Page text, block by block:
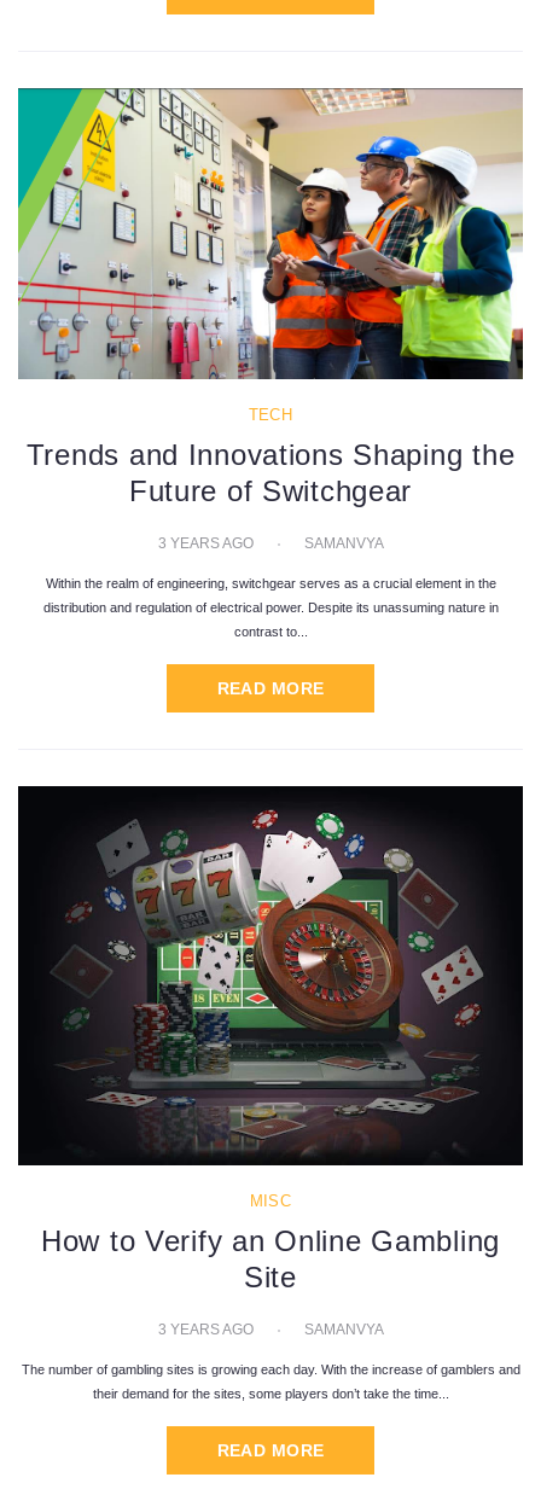
TECH
Trends and Innovations Shaping the
Future of Switchgear
3 YEARS AGO SAMANVYA
Within the realm of engineering, switchgear serves as a crucial element in the
distribution and regulation of electrical power. Despite its unassuming nature in
contrast to...
READ MORE
MISC
How to Verify an Online Gambling
Site
3 YEARS AGO SAMANVYA
The number of gambling sites is growing each day. With the increase of gamblers and
their demand for the sites, some players don’t take the time...
READ MORE